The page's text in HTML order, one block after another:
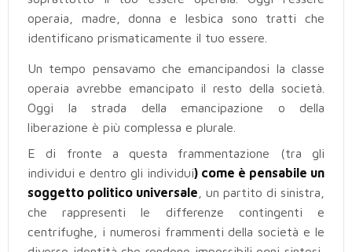
operaia, madre, donna e lesbica sono tratti che
identificano prismaticamente il tuo essere.
Un tempo pensavamo che emancipandosi la classe
operaia avrebbe emancipato il resto della società.
Oggi la strada della emancipazione o della
liberazione è più complessa e plurale.
E di fronte a questa frammentazione (tra gli
individui e dentro gli individui) come è pensabile un
soggetto politico universale , un partito di sinistra,
che rappresenti le differenze contingenti e
centrifughe, i numerosi frammenti della società e le